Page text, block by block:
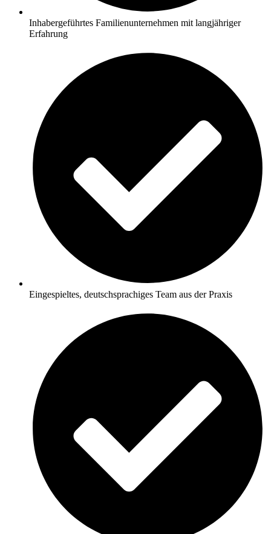
Inhabergeführtes Familienunternehmen mit langjähriger
Erfahrung
Eingespieltes, deutschsprachiges Team aus der Praxis